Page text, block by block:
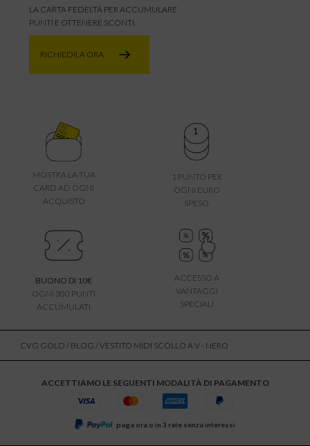
LA CARTA FEDELTÀ PER ACCUMULARE
PUNTI E OTTENERE SCONTI.
RICHIEDILA ORA
MOSTRA LA TUA
CARD AD OGNI
ACQUISTO
1 PUNTO PER
OGNI EURO
SPESO
BUONO DI 10€
OGNI 300 PUNTI
ACCUMULATI
ACCESSO A
VANTAGGI
SPECIALI
CVG GOLD / BLOG / VESTITO MIDI SCOLLO A V - NERO
ACCETTIAMO LE SEGUENTI MODALITÀ DI PAGAMENTO
paga ora o in 3 rate senza interessi